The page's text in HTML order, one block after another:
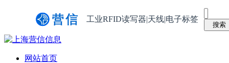
工业RFID读写器|天线|电子标签
网站首页